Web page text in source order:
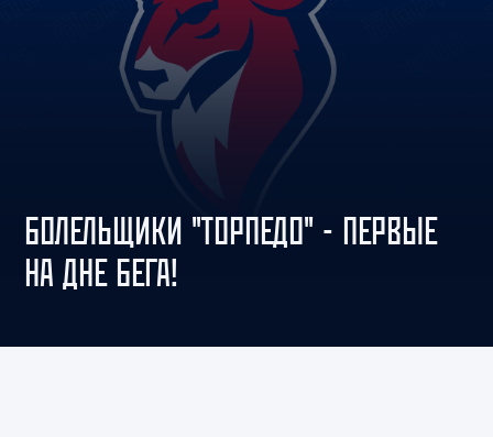
БОЛЕЛЬЩИКИ "ТОРПЕДО" - ПЕРВЫЕ
НА ДНЕ БЕГА!